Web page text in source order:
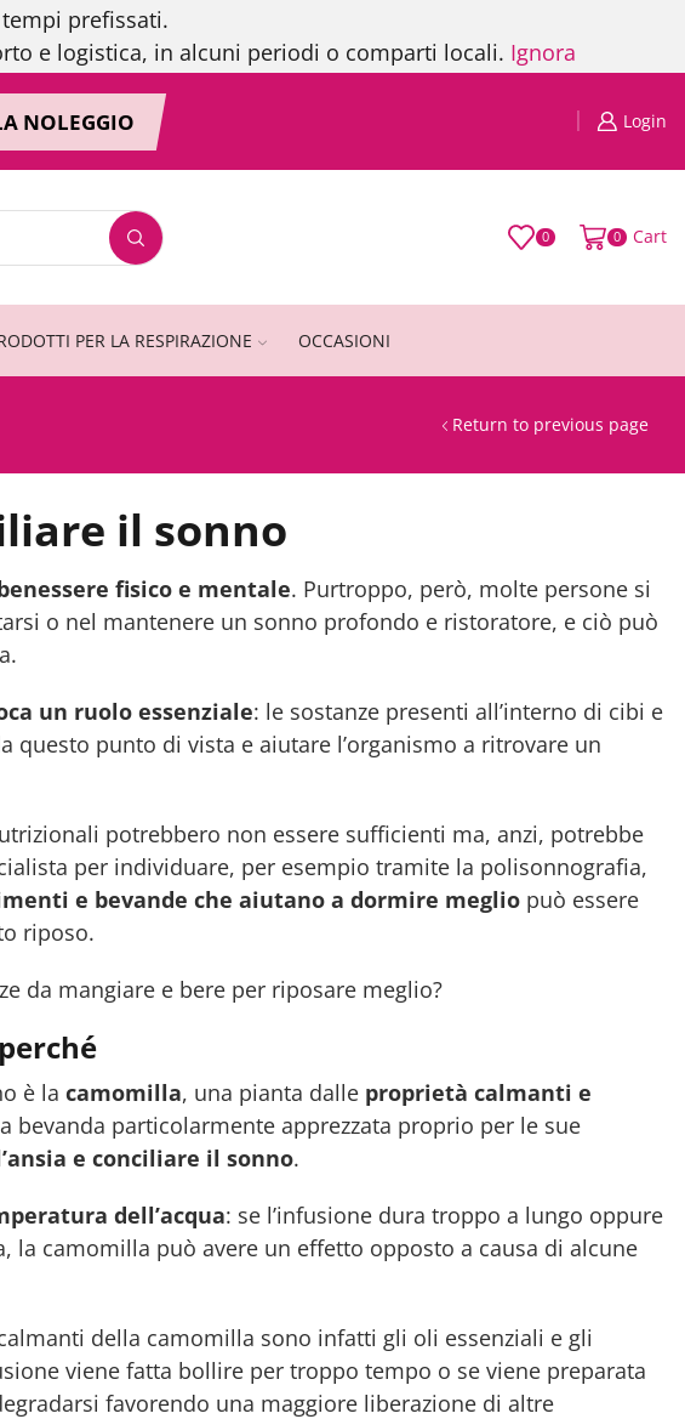
prefissati.
e logistica, in alcuni periodi o comparti locali. Ignora
NOLEGGIO Login
0 0 Cart
PER LA RESPIRAZIONE OCCASIONI
Return to previous page
il sonno
fisico e mentale. Purtroppo, però, molte persone si
o nel mantenere un sonno profondo e ristoratore, e ciò può
un ruolo essenziale: le sostanze presenti all’interno di cibi e
punto di vista e aiutare l’organismo a ritrovare un
potrebbero non essere sufficienti ma, anzi, potrebbe
per individuare, per esempio tramite la polisonnografia,
e bevande che aiutano a dormire meglio può essere
riposo.
da mangiare e bere per riposare meglio?
è la camomilla, una pianta dalle proprietà calmanti e
bevanda particolarmente apprezzata proprio per le sue
e conciliare il sonno.
dell’acqua: se l’infusione dura troppo a lungo oppure
la camomilla può avere un effetto opposto a causa di alcune
della camomilla sono infatti gli oli essenziali e gli
viene fatta bollire per troppo tempo o se viene preparata
favorendo una maggiore liberazione di altre